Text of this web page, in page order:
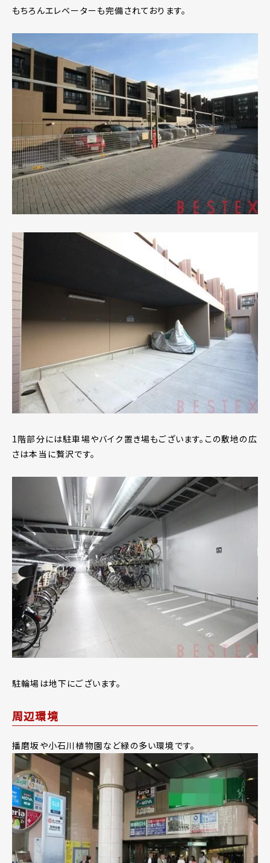
もちろんエレベーターも完備されております。
1階部分には駐車場やバイク置き場もございます。この敷地の広
さは本当に贅沢です。
駐輪場は地下にございます。
周辺環境
播磨坂や小石川植物園など緑の多い環境です。